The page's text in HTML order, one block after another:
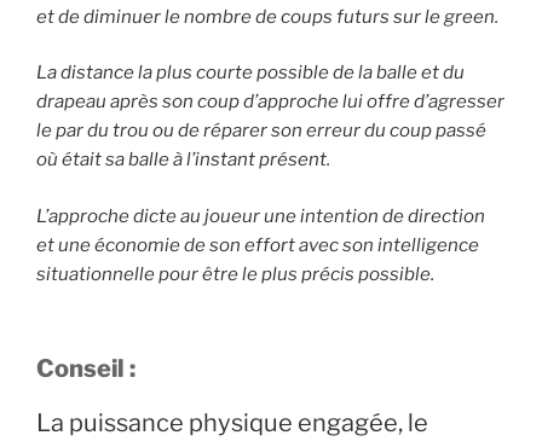
et de diminuer le nombre de coups futurs sur le green.
La distance la plus courte possible de la balle et du
drapeau après son coup d’approche lui offre d’agresser
le par du trou ou de réparer son erreur du coup passé
où était sa balle à l’instant présent.
L’approche dicte au joueur une intention de direction
et une économie de son effort avec son intelligence
situationnelle pour être le plus précis possible.
Conseil :
La puissance physique engagée, le